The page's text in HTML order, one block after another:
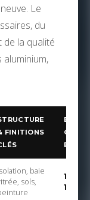
Le
du
de la qualité
FINITIONS
baie
sols,
12
18